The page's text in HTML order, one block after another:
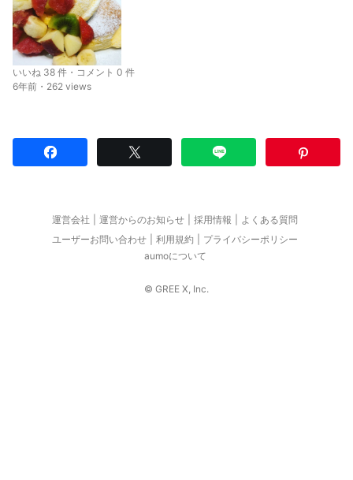
いいね 38 件・コメント 0 件
6年前・262 views
運営会社 運営からのお知らせ 採用情報
よくある質問
ユーザーお問い合わせ
利用規約
プライバシーポリシー
aumoについて
© GREE X, Inc.